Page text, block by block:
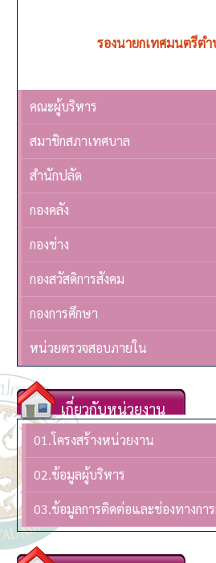
รองนายกเทศมนตรีต
คณะผู้บริหาร
สมาชิกสภาเทศบาล
สำนักปลัด
กองคลัง
กองช่าง
กองสวัสดิการสังคม
กองการศึกษา
หน่วยตรวจสอบภายใน
เกี่ยวกับหน่วยงาน
01.โครงสร้างหน่วยงาน
02.ข้อมูลผู้บริหาร
03.ข้อมูลการติดต่อและช่องทางกา